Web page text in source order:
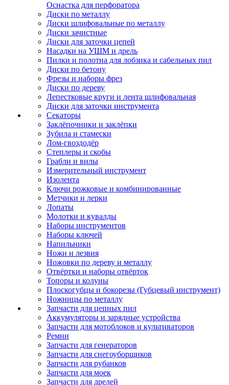
Оснастка для перфоратора
Диски по металлу
Диски шлифовальные по металлу
Диски зачистные
Диски для заточки цепей
Насадки на УШМ и дрель
Пилки и полотна для лобзика и сабельных пил
Диски по бетону
Фрезы и наборы фрез
Диски по дереву
Лепестковые круги и лента шлифовальная
Диски для заточки инструмента
Секаторы
Заклёпочники и заклёпки
Зубила и стамески
Лом-гвоздодёр
Степлеры и скобы
Грабли и вилы
Измерительный инструмент
Изолента
Ключи рожковые и комбинированные
Метчики и лерки
Лопаты
Молотки и кувалды
Наборы инструментов
Наборы ключей
Напильники
Ножи и лезвия
Ножовки по дереву и металлу
Отвёртки и наборы отвёрток
Топоры и колуны
Плоскогубцы и бокорезы (Губцевый инструмент)
Ножницы по металлу
Запчасти для цепных пил
Аккумуляторы и зарядные устройства
Запчасти для мотоблоков и культиваторов
Ремни
Запчасти для генераторов
Запчасти для снегоуборщиков
Запчасти для рубанков
Запчасти для моек
Запчасти для дрелей